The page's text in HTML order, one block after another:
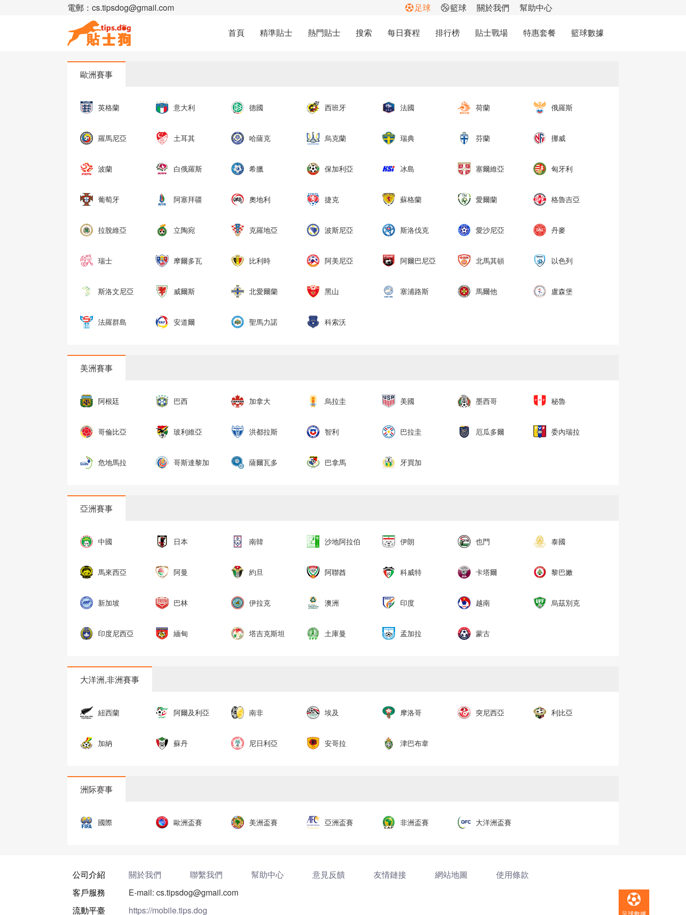
電郵：cs.tipsdog@gmail.com 足球 籃球 關於我們 幫助中心
首頁 精準貼士 熱門貼士 搜索 每日賽程 排行榜 貼士戰場 特惠套餐 籃球數據
歐洲賽事
英格蘭 意大利 德國 西班牙 法國 荷蘭 俄羅斯
羅馬尼亞 土耳其 哈薩克 烏克蘭 瑞典 芬蘭 挪威
波蘭 白俄羅斯 希臘 保加利亞 冰島 塞爾維亞 匈牙利
葡萄牙 阿塞拜疆 奧地利 捷克 蘇格蘭 愛爾蘭 格魯吉亞
拉脫維亞 立陶宛 克羅地亞 波斯尼亞 斯洛伐克 愛沙尼亞 丹麥
瑞士 摩爾多瓦 比利時 阿美尼亞 阿爾巴尼亞 北馬其頓 以色列
斯洛文尼亞 威爾斯 北愛爾蘭 黑山 塞浦路斯 馬爾他 盧森堡
法羅群島 安道爾 聖馬力諾 科索沃
美洲賽事
阿根廷 巴西 加拿大 烏拉圭 美國 墨西哥 秘魯
哥倫比亞 玻利維亞 洪都拉斯 智利 巴拉圭 厄瓜多爾 委內瑞拉
危地馬拉 哥斯達黎加 薩爾瓦多 巴拿馬 牙買加
亞洲賽事
中國 日本 南韓 沙地阿拉伯 伊朗 也門 泰國
馬來西亞 阿曼 約旦 阿聯酋 科威特 卡塔爾 黎巴嫩
新加坡 巴林 伊拉克 澳洲 印度 越南 烏茲別克
印度尼西亞 緬甸 塔吉克斯坦 土庫曼 孟加拉 蒙古
大洋洲,非洲賽事
紐西蘭 阿爾及利亞 南非 埃及 摩洛哥 突尼西亞 利比亞
加納 蘇丹 尼日利亞 安哥拉 津巴布韋
洲际赛事
國際 歐洲盃賽 美洲盃賽 亞洲盃賽 非洲盃賽 大洋洲盃賽
公司介紹 關於我們 聯繫我們 幫助中心 意見反饋 友情鏈接 網站地圖
使用條款
客戶服務
E-mail: cs.tipsdog@gmail.com
流動平臺
https://mobile.tips.dog 足球數據